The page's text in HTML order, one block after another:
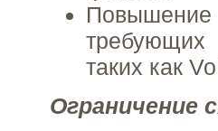
таких как
Ограничение